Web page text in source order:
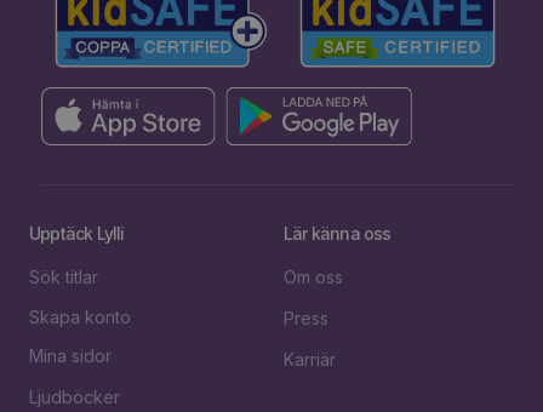
Upptäck Lylli
Sök titlar
Skapa konto
Mina sidor
Ljudböcker
Lär känna oss
Om oss
Press
Karriär